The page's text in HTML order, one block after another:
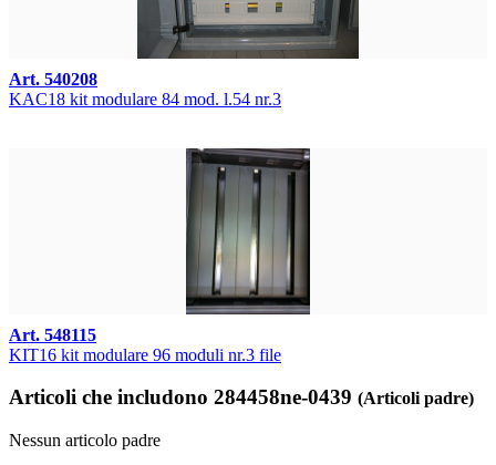
Art. 540208
KAC18 kit modulare 84 mod. l.54 nr.3
Art. 548115
KIT16 kit modulare 96 moduli nr.3 file
Articoli che includono 284458ne-0439 (Articoli padre)
Nessun articolo padre